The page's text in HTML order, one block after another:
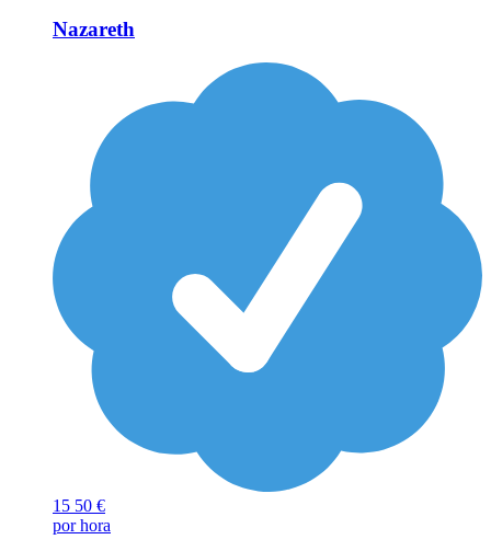
Nazareth
15 50 €
por hora